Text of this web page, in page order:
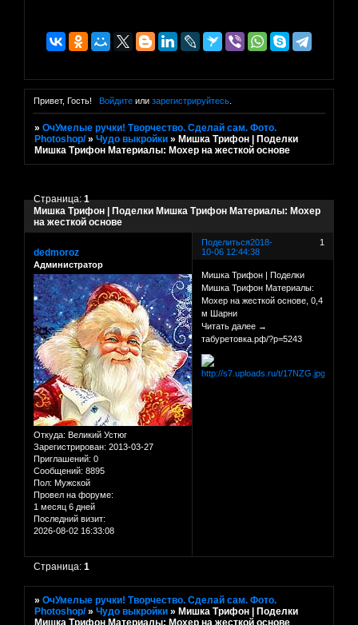
Привет, Гость! Войдитеили зарегистрируйтесь.
»ОчУмелые ручки! Творчество. Сделай сам. Фото.
Photoshop/ »Чудо выкройки » Мишка Трифон | Поделки
Мишка Трифон Материалы: Мохер на жесткой основе
Мишка Трифон | Поделки Мишка Трифон Материалы: Мохер
на жесткой основе
Страница:1
Поделиться 1
2018-
10-06 12:44:38
dedmoroz
Администратор
Откуда: Великий Устюг
Зарегистрирован: 2013-03-27
Приглашений: 0
Сообщений: 8895
Пол: Мужской
Провел на форуме:
1 месяц 6 дней
Последний визит:
2026-08-02 16:33:08
Мишка Трифон | Поделки
Мишка Трифон Материалы:
Мохер на жесткой основе, 0,4
м Шарни
Читать далее →
табуретовка.рф/?p=5243
Страница:1
»ОчУмелые ручки! Творчество. Сделай сам. Фото.
Photoshop/ »Чудо выкройки »Мишка Трифон | Поделки
Мишка Трифон Материалы: Мохер на жесткой основе